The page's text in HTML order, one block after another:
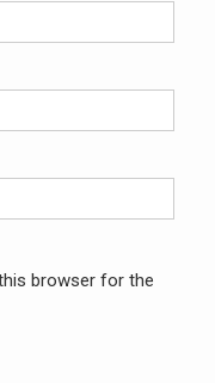
browser for the